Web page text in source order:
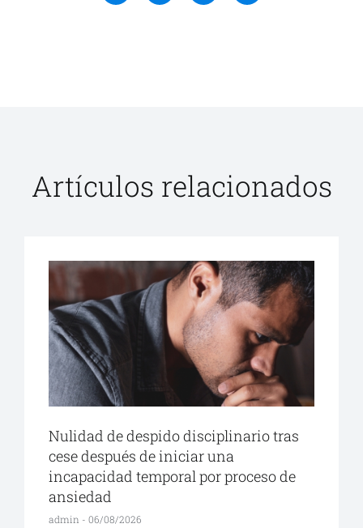
Artículos relacionados
Nulidad de despido disciplinario tras
cese después de iniciar una
incapacidad temporal por proceso de
ansiedad
admin 06/08/2026